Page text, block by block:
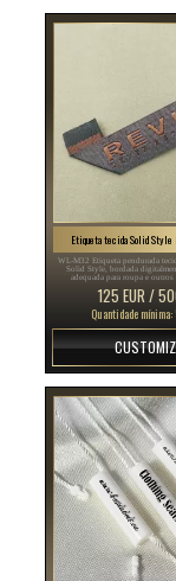
Etiqueta tecida Solid
WL-M32 Etiqueta pendurada
Solid Style, bordada
adequada para roupa e
125 EUR /
Quantidade